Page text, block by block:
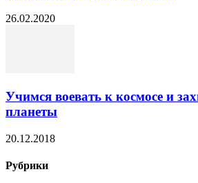
26.02.2020
Учимся воевать к космосе и
планеты
20.12.2018
Рубрики